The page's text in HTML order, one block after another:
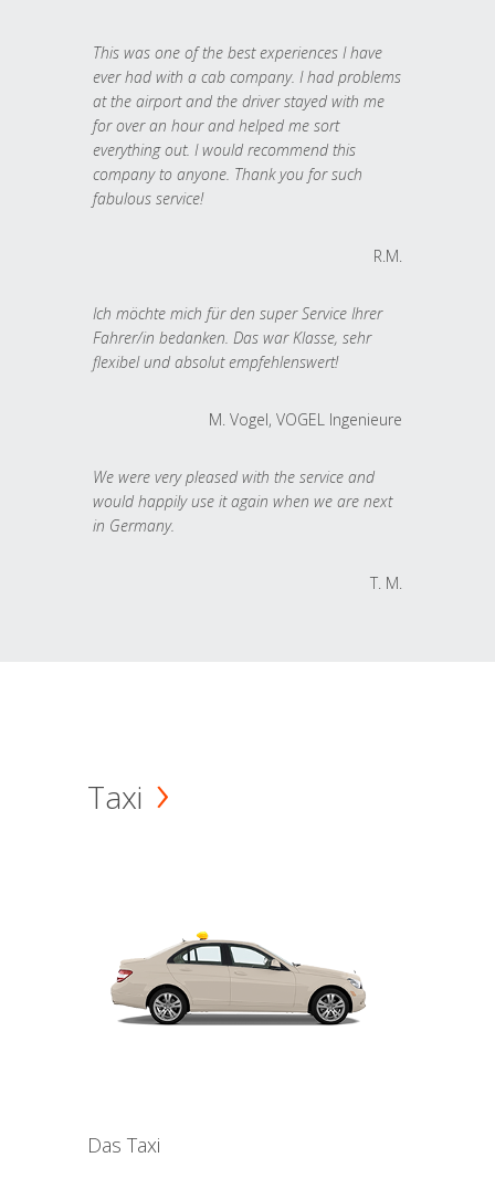
This was one of the best experiences I have
ever had with a cab company. I had problems
at the airport and the driver stayed with me
for over an hour and helped me sort
everything out. I would recommend this
company to anyone. Thank you for such
fabulous service!
R.M.
Ich möchte mich für den super Service Ihrer
Fahrer/in bedanken. Das war Klasse, sehr
flexibel und absolut empfehlenswert!
M. Vogel, VOGEL Ingenieure
We were very pleased with the service and
would happily use it again when we are next
in Germany.
T. M.
Taxi
Das Taxi